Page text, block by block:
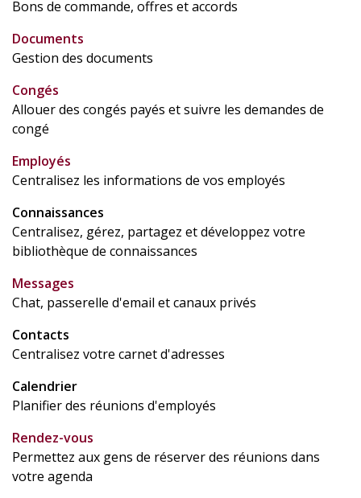
Bons de commande, offres et accords
Documents
Gestion des documents
Congés
Allouer des congés payés et suivre les demandes de
congé
Employés
Centralisez les informations de vos employés
Connaissances
Centralisez, gérez, partagez et développez votre
bibliothèque de connaissances
Messages
Chat, passerelle d'email et canaux privés
Contacts
Centralisez votre carnet d'adresses
Calendrier
Planifier des réunions d'employés
Rendez-vous
Permettez aux gens de réserver des réunions dans
votre agenda